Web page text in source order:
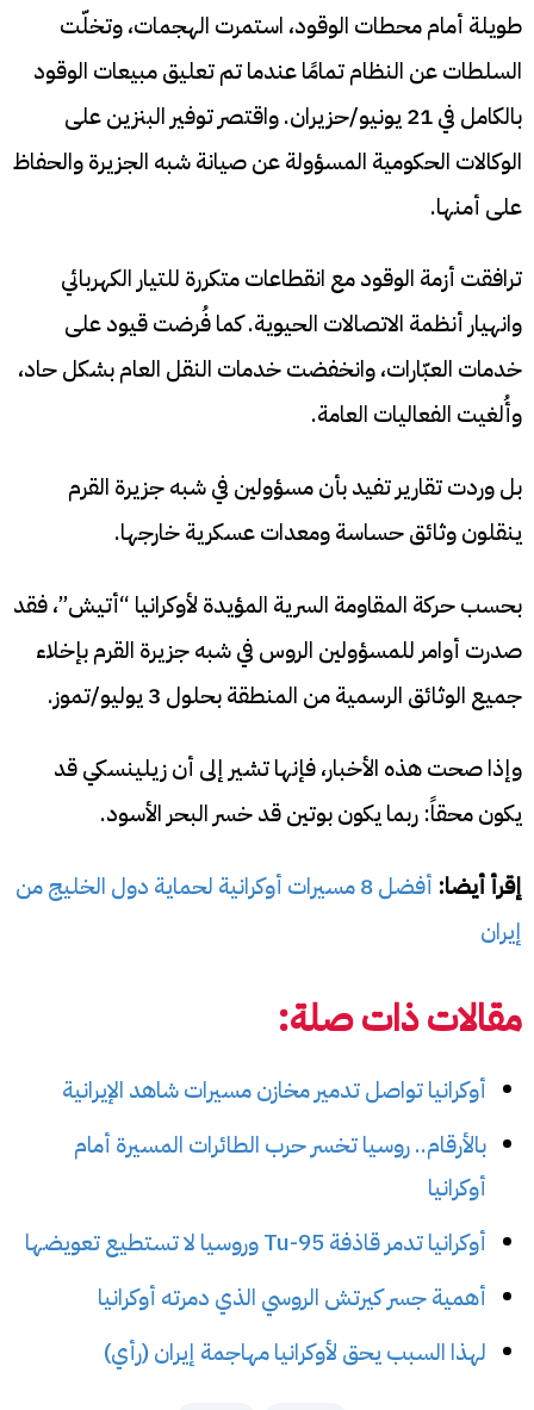
طويلة أمام محطات الوقود، استمرت الهجمات، وتخلّت
السلطات عن النظام تمامًا عندما تم تعليق مبيعات الوقود
بالكامل في 21 يونيو/حزيران. واقتصر توفير البنزين على
الوكالات الحكومية المسؤولة عن صيانة شبه الجزيرة والحفاظ
على أمنها.
ترافقت أزمة الوقود مع انقطاعات متكررة للتيار الكهربائي
وانهيار أنظمة الاتصالات الحيوية. كما فُرضت قيود على
خدمات العبّارات، وانخفضت خدمات النقل العام بشكل حاد،
وأُلغيت الفعاليات العامة.
بل وردت تقارير تفيد بأن مسؤولين في شبه جزيرة القرم
ينقلون وثائق حساسة ومعدات عسكرية خارجها.
بحسب حركة المقاومة السرية المؤيدة لأوكرانيا “أتيش”، فقد
صدرت أوامر للمسؤولين الروس في شبه جزيرة القرم بإخلاء
جميع الوثائق الرسمية من المنطقة بحلول 3 يوليو/تموز.
وإذا صحت هذه الأخبار، فإنها تشير إلى أن زيلينسكي قد
يكون محقاً: ربما يكون بوتين قد خسر البحر الأسود.
إقرأ أيضا:
أفضل 8 مسيرات أوكرانية لحماية دول الخليج من
إيران
مقالات ذات صلة:
أوكرانيا تواصل تدمير مخازن مسيرات شاهد الإيرانية
بالأرقام.. روسيا تخسر حرب الطائرات المسيرة أمام
أوكرانيا
أوكرانيا تدمر قاذفة Tu-95 وروسيا لا تستطيع تعويضها
أهمية جسر كيرتش الروسي الذي دمرته أوكرانيا
لهذا السبب يحق لأوكرانيا مهاجمة إيران (رأي)